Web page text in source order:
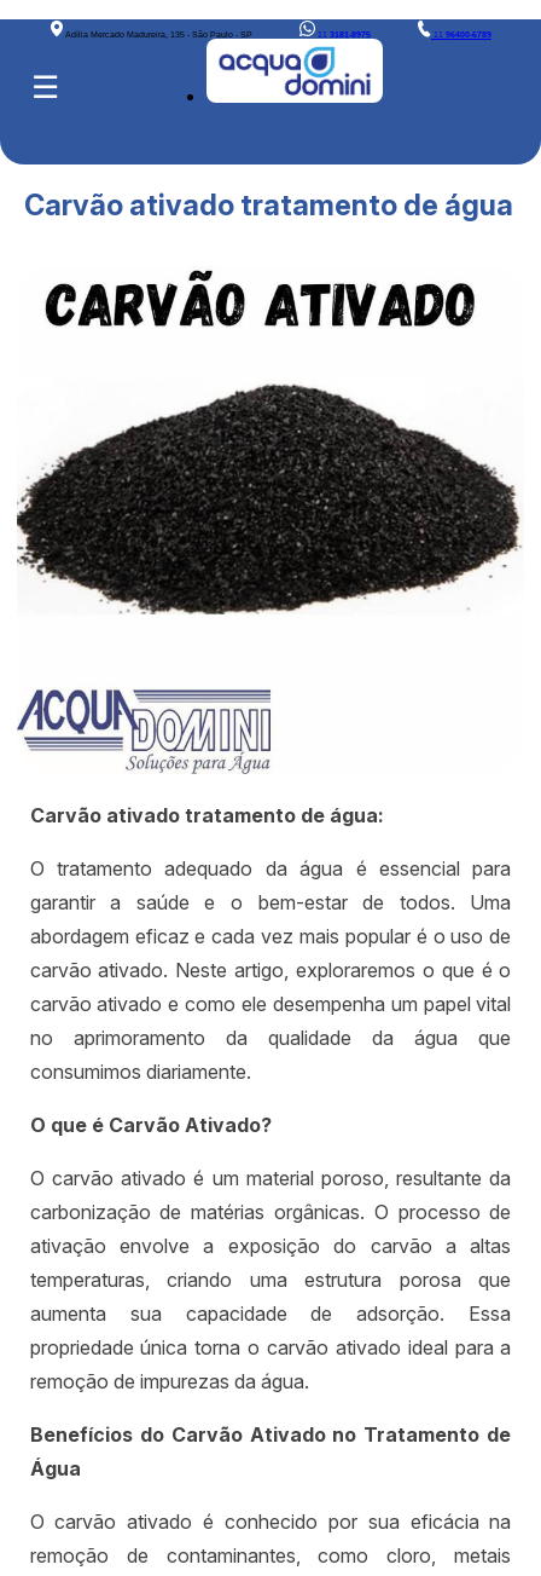
Adília Mercado Madureira, 135 - São Paulo - SP 113181-8975 11 96400-6789
☰
Carvão ativado tratamento de água
Carvão ativado tratamento de água:
O tratamento adequado da água é essencial para
garantir a saúde e o bem-estar de todos. Uma
abordagem eficaz e cada vez mais popular é o uso de
carvão ativado. Neste artigo, exploraremos o que é o
carvão ativado e como ele desempenha um papel vital
no aprimoramento da qualidade da água que
consumimos diariamente.
O que é Carvão Ativado?
O carvão ativado é um material poroso, resultante da
carbonização de matérias orgânicas. O processo de
ativação envolve a exposição do carvão a altas
temperaturas, criando uma estrutura porosa que
aumenta sua capacidade de adsorção. Essa
propriedade única torna o carvão ativado ideal para a
remoção de impurezas da água.
Benefícios do Carvão Ativado no Tratamento de
Água
O carvão ativado é conhecido por sua eficácia na
remoção de contaminantes, como cloro, metais